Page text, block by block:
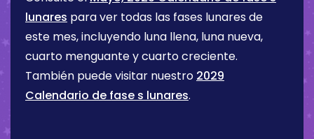
lunares para ver todas las fases lunares de
este mes, incluyendo luna llena, luna nueva,
cuarto menguante y cuarto creciente.
También puede visitar nuestro 2029
Calendario de fase s lunares.